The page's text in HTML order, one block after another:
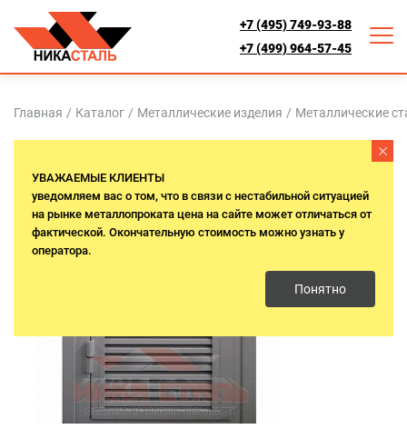
+7 (495) 749-93-88
+7 (499) 964-57-45
Главная / Каталог / Металлические изделия / Металлические
УВАЖАЕМЫЕ КЛИЕНТЫ
уведомляем вас о том, что в связи с нестабильной ситуацией
на рынке металлопроката цена на сайте может отличаться от
фактической. Окончательную стоимость можно узнать у
оператора.
Понятно